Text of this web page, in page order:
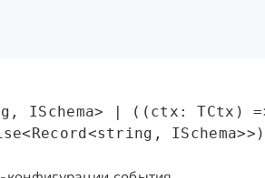
ISchema> | ((ctx: TCtx)
ISchema>>)